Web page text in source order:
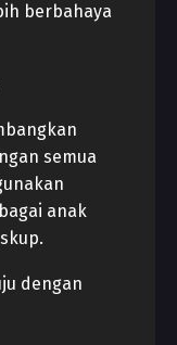
berbahaya
semua
anak
dengan